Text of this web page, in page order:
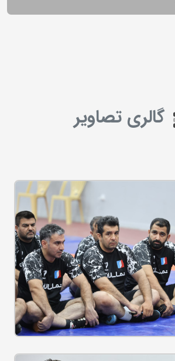
گالری تصاویر